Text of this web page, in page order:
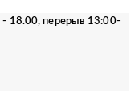
- 18.00, перерыв 13:00-